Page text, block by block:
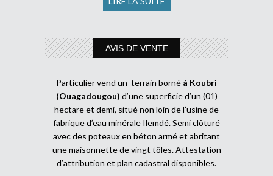
AVIS DE VENTE
Particulier vend un terrain borné à Koubri
(Ouagadougou) d’une superficie d’un (01)
hectare et demi, situé non loin de l’usine de
fabrique d’eau minérale Ilemdé. Semi clôturé
avec des poteaux en béton armé et abritant
une maisonnette de vingt tôles. Attestation
d’attribution et plan cadastral disponibles.